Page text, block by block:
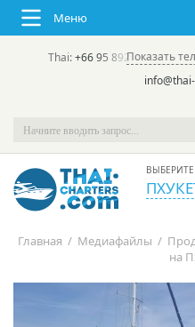
Меню
Thai:+66 95 892 7646(rus/
Показать
Главная / Медиафайлы /
на